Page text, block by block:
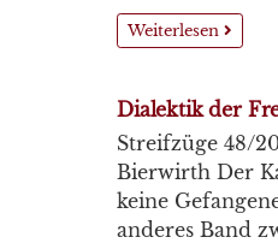
Weiterlesen
Dialektik der
Streifzüge 48/
Bierwirth Der
keine
anderes Band